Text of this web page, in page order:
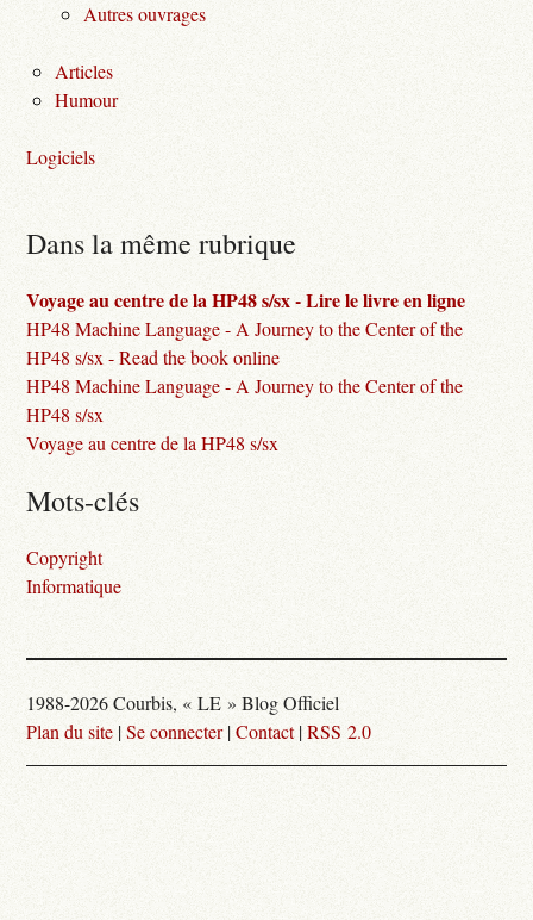
Autres ouvrages
Articles
Humour
Logiciels
Dans la même rubrique
Voyage au centre de la HP48 s/sx - Lire le livre en ligne
HP48 Machine Language - A Journey to the Center of the
HP48 s/sx - Read the book online
HP48 Machine Language - A Journey to the Center of the
HP48 s/sx
Voyage au centre de la HP48 s/sx
Mots-clés
Copyright
Informatique
1988-2026 Courbis, « LE » Blog Officiel
Plan du site |Se connecter|Contact|RSS 2.0